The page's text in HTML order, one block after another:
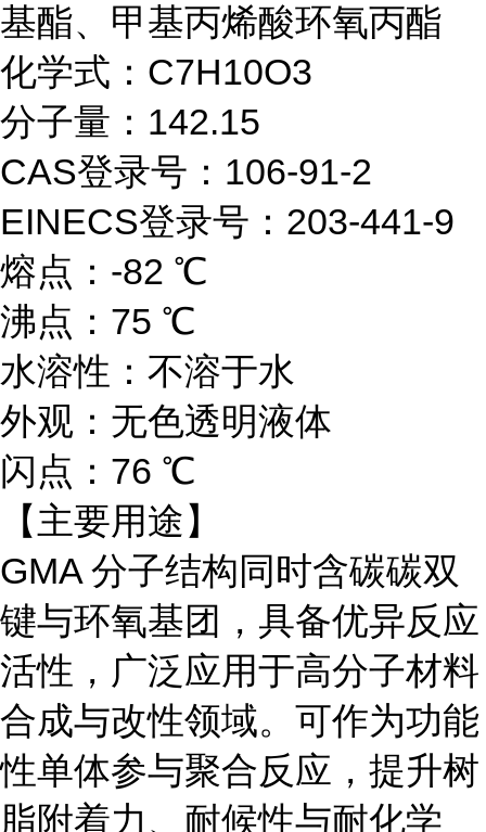
基酯、甲基丙烯酸环氧丙酯
化学式：C7H10O3
分子量：142.15
CAS登录号：106-91-2
EINECS登录号：203-441-9
熔点：-82 ℃
沸点：75 ℃
水溶性：不溶于水
外观：无色透明液体
闪点：76 ℃
【主要用途】
GMA 分子结构同时含碳碳双
键与环氧基团，具备优异反应
活性，广泛应用于高分子材料
合成与改性领域。可作为功能
性单体参与聚合反应，提升树
脂附着力、耐候性与耐化学